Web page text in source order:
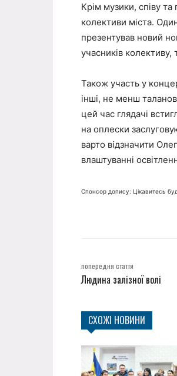
Крім музики, співу
колективи міста.
презентував новий
учасників
Також участь у
інші, не менш
цей час глядачі
на оплески
варто відзначити
влаштуванні
Спонсор допису: Цікавитесь
попередня стаття
Людина залізної волі
СХОЖІ НОВИНИ